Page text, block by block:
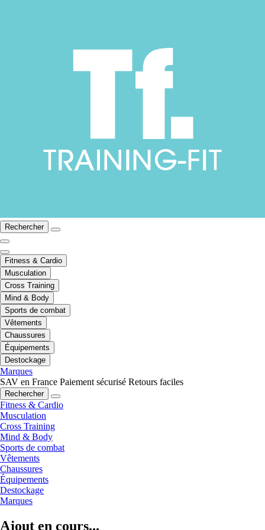
Rechercher
Fitness & Cardio
Musculation
Cross Training
Mind & Body
Sports de combat
Vêtements
Chaussures
Équipements
Destockage
Marques
SAV en France Paiement sécurisé Retours faciles
Rechercher
Fitness & Cardio
Musculation
Cross Training
Mind & Body
Sports de combat
Vêtements
Chaussures
Équipements
Destockage
Marques
Ajout en cours...